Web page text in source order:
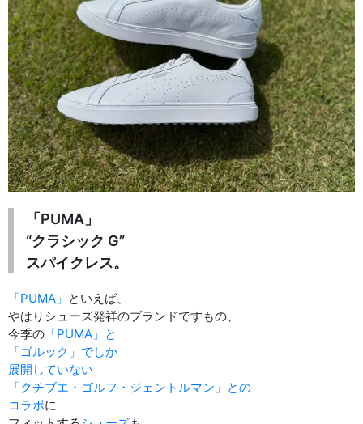
「PUMA」
“クラシック G”
スパイクレス。
「PUMA」 といえば、
やはりシューズ発祥のブランドですもの、
今季の 「PUMA」と
「ゴルック」でしか
展開していない
「クチブエ・ゴルフ・ジェントルマン」との
コラボに
お知らせを受け取る
いつでもメール内のリンクから配信停止できます